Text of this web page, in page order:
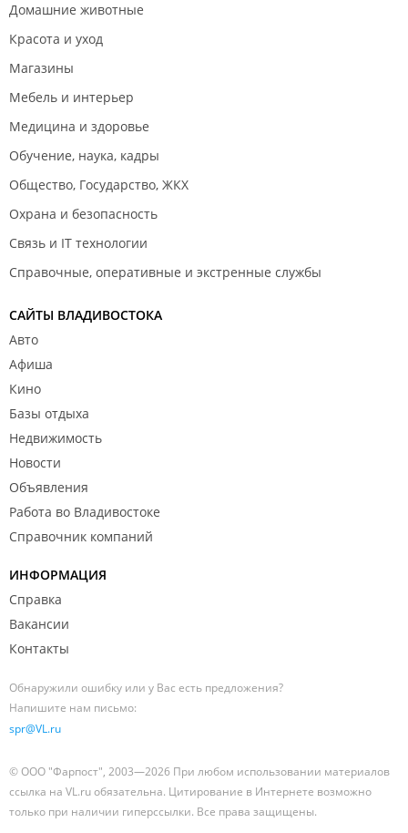
Домашние животные
Красота и уход
Магазины
Мебель и интерьер
Медицина и здоровье
Обучение, наука, кадры
Общество, Государство, ЖКХ
Охрана и безопасность
Связь и IT технологии
Справочные, оперативные и экстренные службы
САЙТЫ ВЛАДИВОСТОКА
Авто
Афиша
Кино
Базы отдыха
Недвижимость
Новости
Объявления
Работа во Владивостоке
Справочник компаний
ИНФОРМАЦИЯ
Справка
Вакансии
Контакты
Обнаружили ошибку или у Вас есть предложения?
Напишите нам письмо:
spr@VL.ru
© ООО "Фарпост", 2003—2026 При любом использовании материалов
ссылка на VL.ru обязательна. Цитирование в Интернете возможно
только при наличии гиперссылки. Все права защищены.